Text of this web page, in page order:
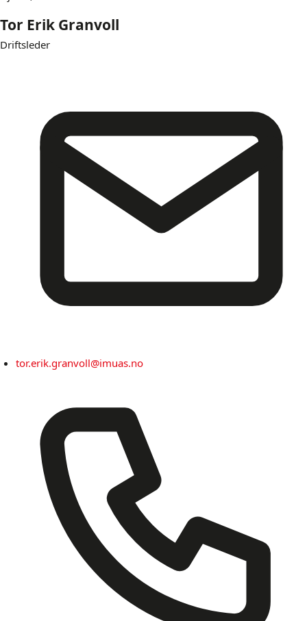
Tor Erik Granvoll
Driftsleder
tor.erik.granvoll@imuas.no